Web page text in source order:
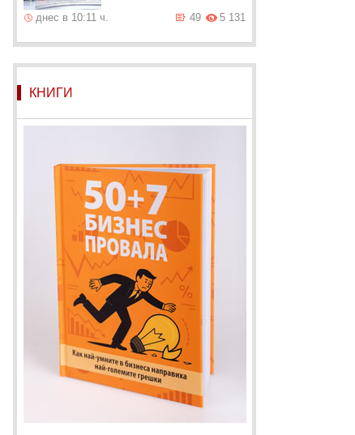
днес в 10:11 ч.
5 131
49
КНИГИ